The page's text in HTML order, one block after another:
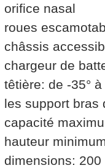
orifice nasal
roues
châssis
chargeur de
têtière: de -35° à
les support bras
capacité
hauteur
dimensions: 200